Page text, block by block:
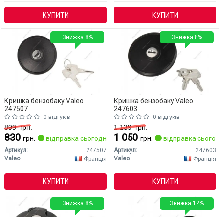
КУПИТИ КУПИТИ
Кришка бензобаку Valeo
247507
0 відгуків
899грн.
830 грн. відправка сьогодні
Артикул:
247507
Valeo
Франція
КУПИТИ
Знижка 8%
Кришка бензобаку Valeo
247603
0 відгуків
1 139грн.
1 050 грн. відправка
Артикул:
247603
Valeo
Франція
КУПИТИ
Знижка 8%
Знижка 8% Знижка 12%